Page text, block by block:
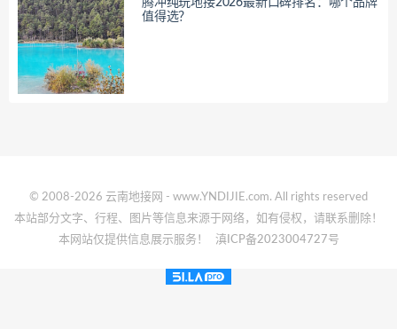
腾冲纯玩地接2026最新口碑排名：哪个品牌
值得选？
© 2008-2026 云南地接网 - www.YNDIJIE.com. All rights reserved
本站部分文字、行程、图片等信息来源于网络，如有侵权，请联系删除！
本网站仅提供信息展示服务！
滇ICP备2023004727号